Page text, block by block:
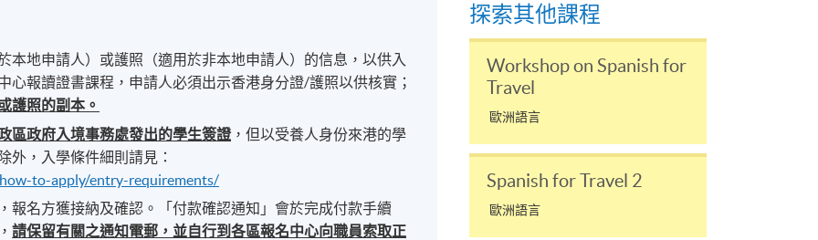
本地申請人）或護照（適用於非本地申請人）的信息，以供入
心報讀證書課程，申請人必須出示香港身分證/護照以供核實；
護照的副本。
區政府入境事務處發出的學生簽證 ，但以受養人身份來港的學
外，入學條件細則請見：
to-apply/entry-requirements/
報名方獲接納及確認。「付款確認通知」會於完成付款手續
請保留有關之通知電郵，並自行到各區報名中心向職員索取正
探索其他課程
Workshop on Spanish for
Travel
歐洲語言
Spanish for Travel 2
歐洲語言